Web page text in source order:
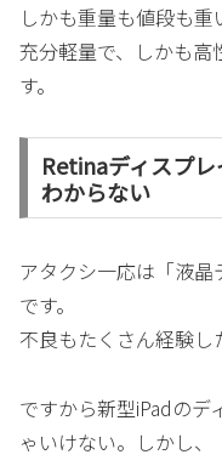
しかも重量も値段も重
充分軽量で、しかも高
す。
Retinaディスプ
わからない
アタクシ一応は「液晶
です。
不良もたくさん経験し
ですから新型iPadのデ
ゃいけない。しかし、